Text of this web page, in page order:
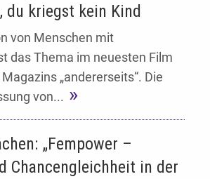
du kriegst kein Kind
von Menschen mit
das Thema im neuesten Film
„andererseits“. Die
von...
„Fempower –
Chancengleichheit in der